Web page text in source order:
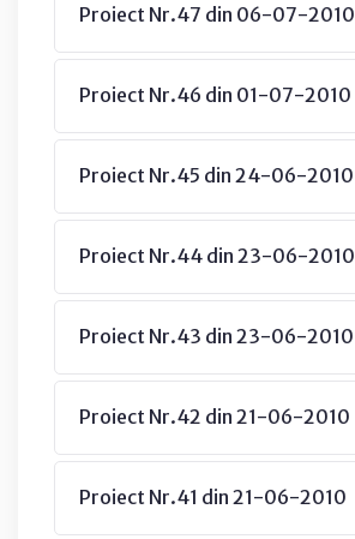
Proiect Nr.47 din 06-07-2010
Proiect Nr.46 din 01-07-2010
Proiect Nr.45 din 24-06-2010
Proiect Nr.44 din 23-06-2010
Proiect Nr.43 din 23-06-2010
Proiect Nr.42 din 21-06-2010
Proiect Nr.41 din 21-06-2010